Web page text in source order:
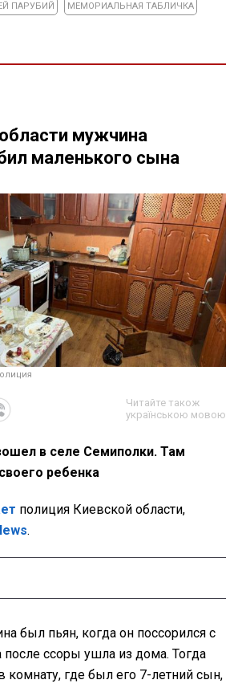
ПАРУБИЙ МЕМОРИАЛЬНАЯ ТАБЛИЧКА
мужчина
маленького сына
Читайте також
українською мовою
в селе Семиполки. Там
ребенка
полиция Киевской области,
.
был пьян, когда он поссорился с
ссоры ушла из дома. Тогда
где был его 7-летний сын,